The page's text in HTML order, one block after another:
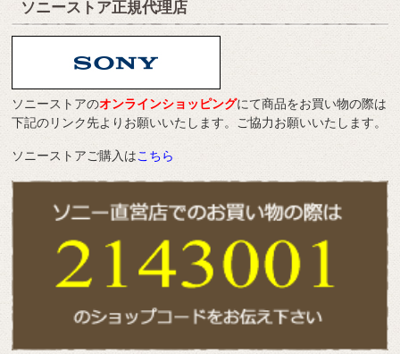
ソニーストア正規代理店
ソニーストアのオンラインショッピングにて商品をお買い物の際は
下記のリンク先よりお願いいたします。ご協力お願いいたします。
ソニーストアご購入はこちら